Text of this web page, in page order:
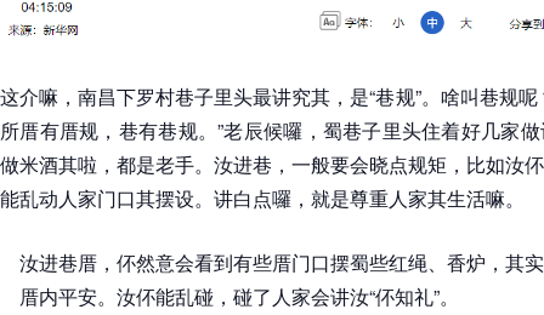
这介嘛，南昌下罗村巷子里头最讲究其，是“巷规”。啥叫巷规
所厝有厝规，巷有巷规。”老辰候囉，蜀巷子里头住着好几家
做米酒其啦，都是老手。汝进巷，一般要会晓点规矩，比如汝
能乱动人家门口其摆设。讲白点囉，就是尊重人家其生活嘛。
汝进巷厝，伓然意会看到有些厝门口摆蜀些红绳、香炉，其
厝内平安。汝伓能乱碰，碰了人家会讲汝“伓知礼”。